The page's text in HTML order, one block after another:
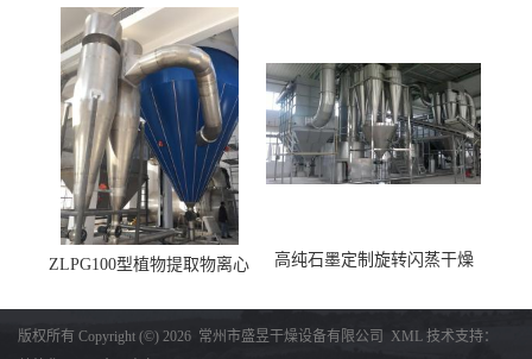
机 φ2.85m
ZLPG100型植物提取物离心
高纯石墨定制旋转闪蒸干燥
版权所有 Copyright (©) 2026 常州市盛昱干燥设备有限公司 XML 技术支持：